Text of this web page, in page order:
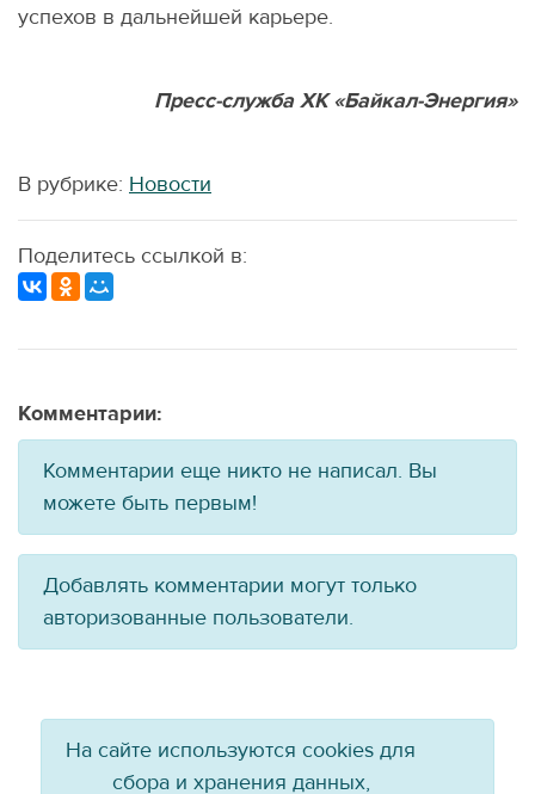
успехов в дальнейшей карьере.
Пресс-служба ХК «Байкал-Энергия»
В рубрике: Новости
Поделитесь ссылкой в:
Комментарии:
Комментарии еще никто не написал. Вы
можете быть первым!
Добавлять комментарии могут только
авторизованные пользователи.
На сайте используются cookies для
сбора и хранения данных,